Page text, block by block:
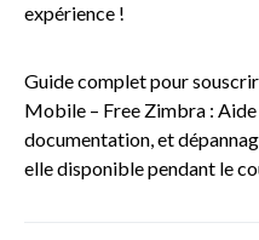
expérience !
Guide complet pour
Mobile – Free Zimbra : Aide
documentation, et
elle disponible pendant le